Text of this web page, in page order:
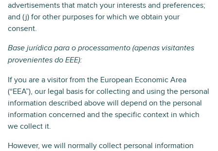
advertisements that match your interests and preferences;
and (j) for other purposes for which we obtain your
consent.
Base jurídica para o processamento (apenas visitantes
provenientes do EEE):
If you are a visitor from the European Economic Area
(“EEA”), our legal basis for collecting and using the personal
information described above will depend on the personal
information concerned and the specific context in which
we collect it.
However, we will normally collect personal information